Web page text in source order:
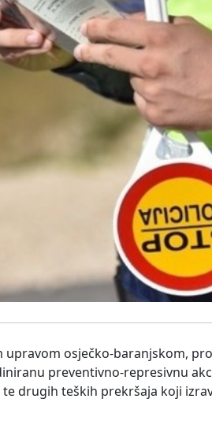
osječko-baranjskom,
preventivno-represivnu
drugih teških prekršaja koji